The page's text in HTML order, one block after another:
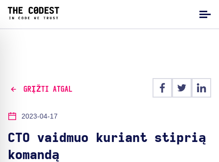
GRĮŽTI ATGAL
2023-04-17
CTO vaidmuo kuriant stiprią
komandą